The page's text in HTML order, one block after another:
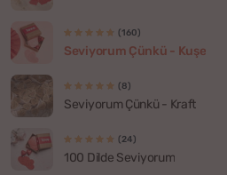
(160)
Seviyorum Çünkü - Kuşe
(8)
Seviyorum Çünkü - Kraft
(24)
100 Dilde Seviyorum